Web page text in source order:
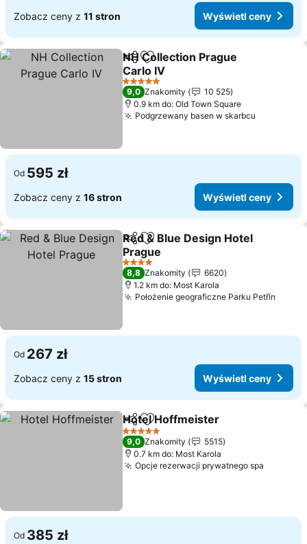
Zobacz ceny z 11 stron Wyświetl ceny
Udostępnij
Dodaj do ulubionych
NH Collection Prague
Carlo IV
5 Kategoria
9,0 Znakomity
10 525
0.9 km do: Old Town Square
Podgrzewany basen w skarbcu
Od 595 zł
Zobacz ceny z 16 stron Wyświetl ceny
Udostępnij
Dodaj do ulubionych
Red & Blue Design Hotel
Prague
4 Kategoria
8,8 Znakomity
6620
1.2 km do: Most Karola
Położenie geograficzne Parku Petřín
Od 267 zł
Zobacz ceny z 15 stron Wyświetl ceny
UdostępnijDodaj do ulubionych
Hotel Hoffmeister
5 Kategoria
9,0 Znakomity
5515
0.7 km do: Most Karola
Opcje rezerwacji prywatnego spa
Od 385 zł